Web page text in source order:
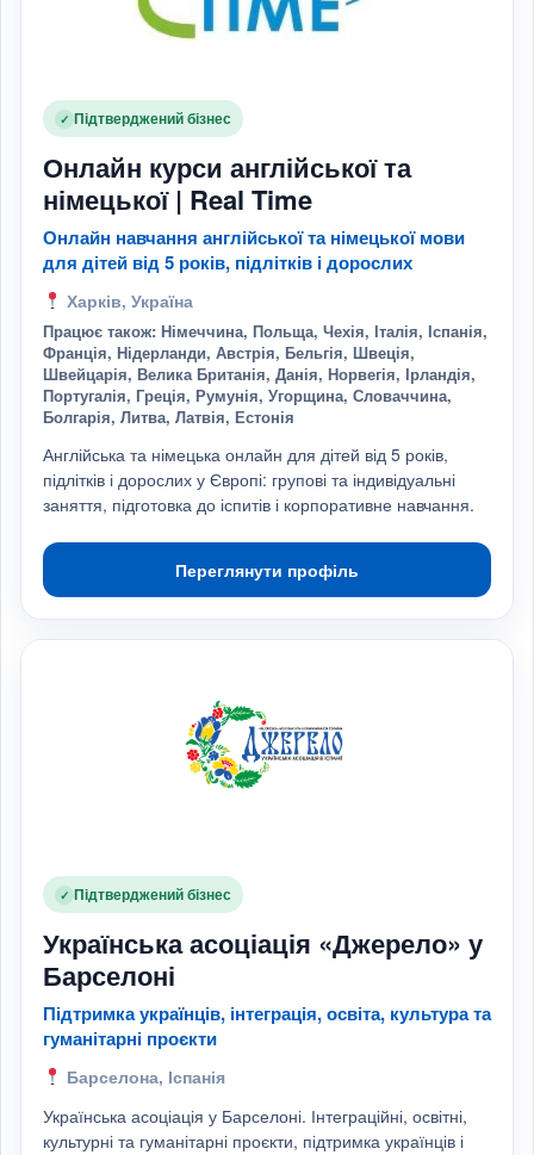
✓ Підтверджений бізнес
Онлайн курси англійської та
німецької | Real Time
Онлайн навчання англійської та німецької мови
для дітей від 5 років, підлітків і дорослих
Харків, Україна
Працює також: Німеччина, Польща, Чехія, Італія, Іспанія,
Франція, Нідерланди, Австрія, Бельгія, Швеція,
Швейцарія, Велика Британія, Данія, Норвегія, Ірландія,
Португалія, Греція, Румунія, Угорщина, Словаччина,
Болгарія, Литва, Латвія, Естонія
Англійська та німецька онлайн для дітей від 5 років,
підлітків і дорослих у Європі: групові та індивідуальні
заняття, підготовка до іспитів і корпоративне навчання.
Переглянути профіль
✓ Підтверджений бізнес
Українська асоціація «Джерело» у
Барселоні
Підтримка українців, інтеграція, освіта, культура та
гуманітарні проєкти
Барселона, Іспанія
Українська асоціація у Барселоні. Інтеграційні, освітні,
культурні та гуманітарні проєкти, підтримка українців і